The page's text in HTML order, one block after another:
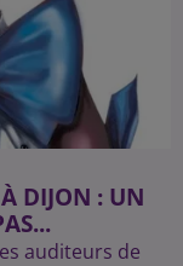
DIJON : UN
auditeurs de